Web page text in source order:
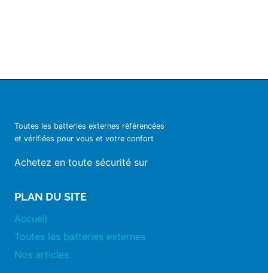
Toutes les batteries externes référencées
et vérifiées pour vous et votre confort
Achetez en toute sécurité sur
PLAN DU SITE
Accueil
Toutes les batteries externes
Nos articles